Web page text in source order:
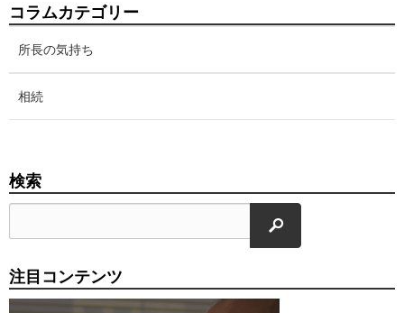
コラムカテゴリー
所長の気持ち
相続
検索
検索
注目コンテンツ